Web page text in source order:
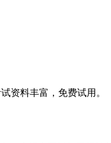
资料丰富，免费试用。